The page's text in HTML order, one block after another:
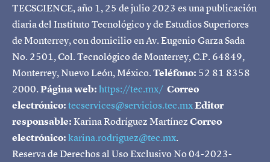
TECSCIENCE, año 1, 25 de julio 2023 es una publicación
diaria del Instituto Tecnológico y de Estudios Superiores
de Monterrey, con domicilio en Av. Eugenio Garza Sada
No. 2501, Col. Tecnológico de Monterrey, C.P. 64849,
Monterrey, Nuevo León, México.Teléfono: 52 81 8358
2000.Página web:https://tec.mx/ Correo
electrónico:tecservices@servicios.tec.mxEditor
responsable:Karina Rodríguez MartínezCorreo
electrónico:karina.rodriguez@tec.mx.
Reserva de Derechos al Uso Exclusivo No 04-2023-